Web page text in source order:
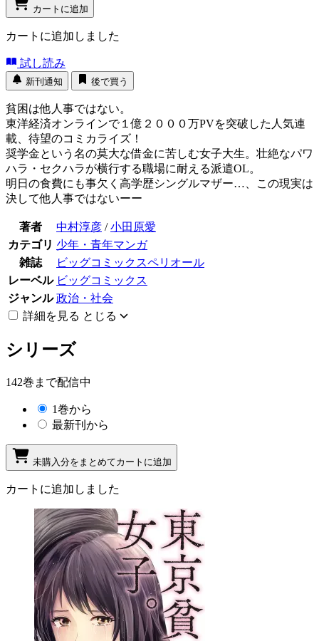
カートに追加
カートに追加しました
試し読み
新刊通知 後で買う
貧困は他人事ではない。
東洋経済オンラインで１億２０００万PVを突破した人気連
載、待望のコミカライズ！
奨学金という名の莫大な借金に苦しむ女子大生。壮絶なパワ
ハラ・セクハラが横行する職場に耐える派遣OL。
明日の食費にも事欠く高学歴シングルマザー…、この現実は
決して他人事ではないーー
著者 中村淳彦 /小田原愛
カテゴリ 少年・青年マンガ
雑誌
ビッグコミックスペリオール
レーベル ビッグコミックス
ジャンル 政治・社会
詳細を見る とじる
シリーズ
142巻まで配信中
1巻から
最新刊から
未購入分をまとめてカートに追加
カートに追加しました